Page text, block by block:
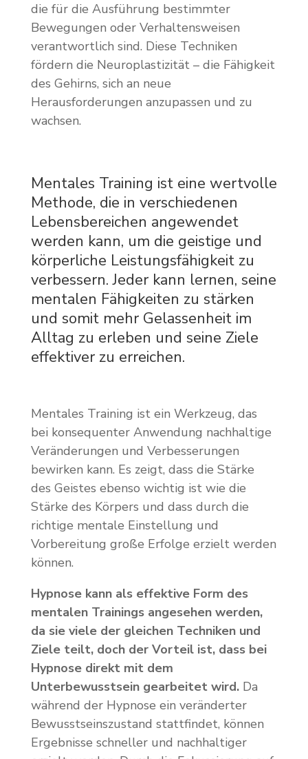
die für die Ausführung bestimmter
Bewegungen oder Verhaltensweisen
verantwortlich sind. Diese Techniken
fördern die Neuroplastizität – die Fähigkeit
des Gehirns, sich an neue
Herausforderungen anzupassen und zu
wachsen.
Mentales Training ist eine wertvolle
Methode, die in verschiedenen
Lebensbereichen angewendet
werden kann, um die geistige und
körperliche Leistungsfähigkeit zu
verbessern. Jeder kann lernen, seine
mentalen Fähigkeiten zu stärken
und somit mehr Gelassenheit im
Alltag zu erleben und seine Ziele
effektiver zu erreichen.
Mentales Training ist ein Werkzeug, das
bei konsequenter Anwendung nachhaltige
Veränderungen und Verbesserungen
bewirken kann. Es zeigt, dass die Stärke
des Geistes ebenso wichtig ist wie die
Stärke des Körpers und dass durch die
richtige mentale Einstellung und
Vorbereitung große Erfolge erzielt werden
können.
Hypnose kann als effektive Form des
mentalen Trainings angesehen werden,
da sie viele der gleichen Techniken und
Ziele teilt, doch der Vorteil ist, dass bei
Hypnose direkt mit dem
Unterbewusstsein gearbeitet wird.Da
während der Hypnose ein veränderter
Bewusstseinszustand stattfindet, können
Ergebnisse schneller und nachhaltiger